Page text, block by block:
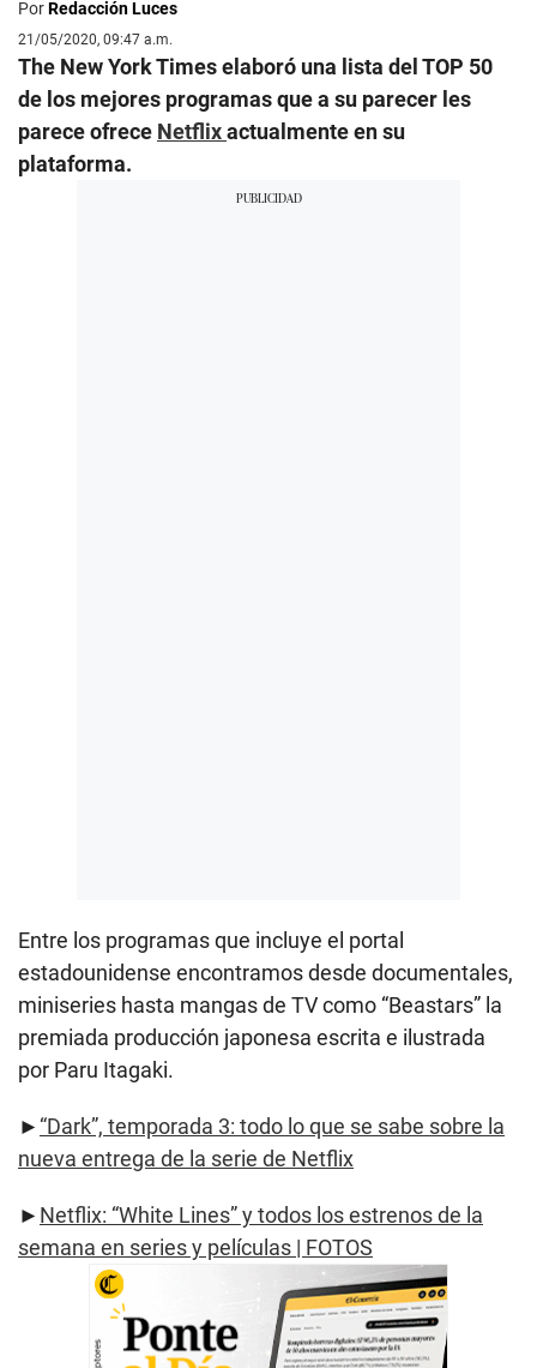
PorRedacción Luces
21/05/2020, 09:47 a.m.
The New York Times elaboró una lista del TOP 50
de los mejores programas que a su parecer les
parece ofrece Netflixactualmente en su
plataforma.
Entre los programas que incluye el portal
estadounidense encontramos desde documentales,
miniseries hasta mangas de TV como “Beastars” la
premiada producción japonesa escrita e ilustrada
por Paru Itagaki.
► “Dark”, temporada 3: todo lo que se sabe sobre la
nueva entrega de la serie de Netflix
► Netflix: “White Lines” y todos los estrenos de la
semana en series y películas | FOTOS